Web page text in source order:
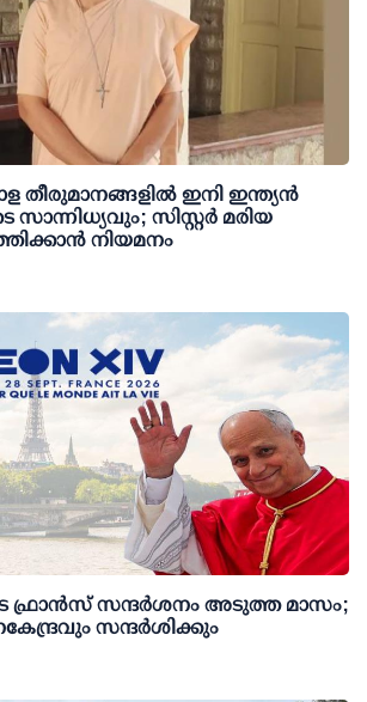
ഇനി ഇന്ത്യൻ
സാന്നിധ്യവും; സിസ്റ്റർ മരിയ
നിയമനം
ഫ്രാൻസ് സന്ദർശനം അടുത്ത മാസം;
സന്ദർശിക്കും